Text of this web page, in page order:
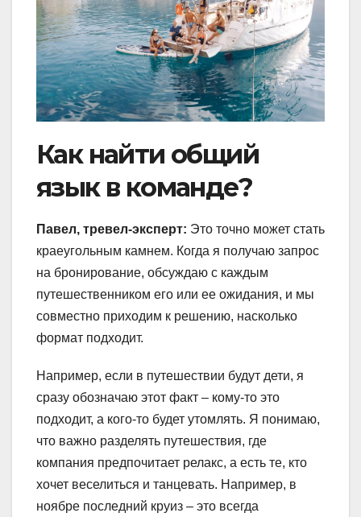
Как найти общий
язык в команде?
Павел, тревел-эксперт: Это точно может стать
краеугольным камнем. Когда я получаю запрос
на бронирование, обсуждаю с каждым
путешественником его или ее ожидания, и мы
совместно приходим к решению, насколько
формат подходит.
Например, если в путешествии будут дети, я
сразу обозначаю этот факт – кому-то это
подходит, а кого-то будет утомлять. Я понимаю,
что важно разделять путешествия, где
компания предпочитает релакс, а есть те, кто
хочет веселиться и танцевать. Например, в
ноябре последний круиз – это всегда